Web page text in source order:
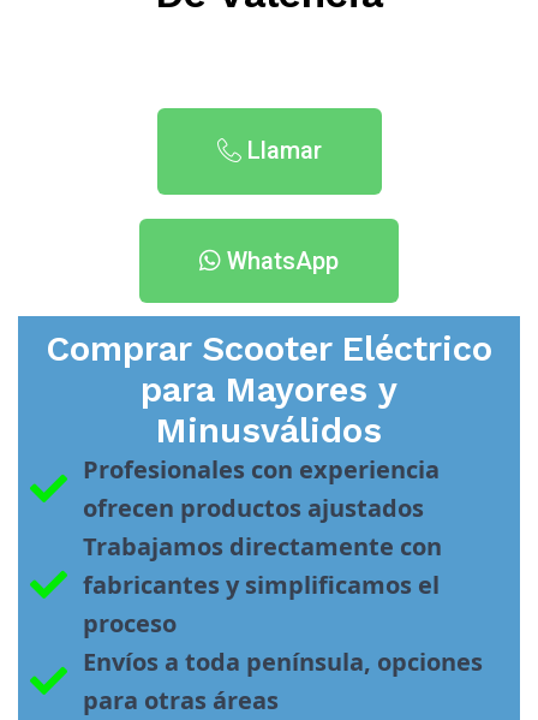
Llamar
WhatsApp
Comprar Scooter Eléctrico
para Mayores y
Minusválidos
Profesionales con experiencia
ofrecen productos ajustados
Trabajamos directamente con
fabricantes y simplificamos el
proceso
Envíos a toda península, opciones
para otras áreas